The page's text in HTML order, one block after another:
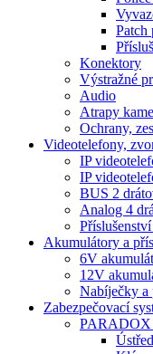
Patch
Konektory
Výstražné
Audio
Atrapy
Ochrany,
Videotelefony,
IP
IP
BUS 2
Analog 4
Akumulátory a
6V
12V
Nabíječky a
Zabezpečovací
PARADOX